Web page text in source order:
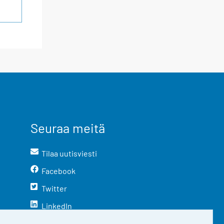
Seuraa meitä
Tilaa uutisviesti
Facebook
Twitter
LinkedIn